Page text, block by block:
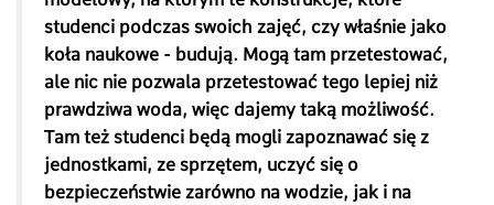
studenci podczas swoich zajęć, czy właśnie jako
koła naukowe - budują. Mogą tam przetestować,
ale nic nie pozwala przetestować tego lepiej niż
prawdziwa woda, więc dajemy taką możliwość.
Tam też studenci będą mogli zapoznawać się z
jednostkami, ze sprzętem, uczyć się o
bezpieczeństwie zarówno na wodzie, jak i na